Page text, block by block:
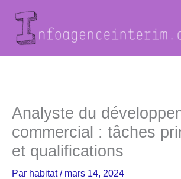
contenu
Analyste du
commercial : tâches
et qualifications
Par habitat/ mars 14, 2024